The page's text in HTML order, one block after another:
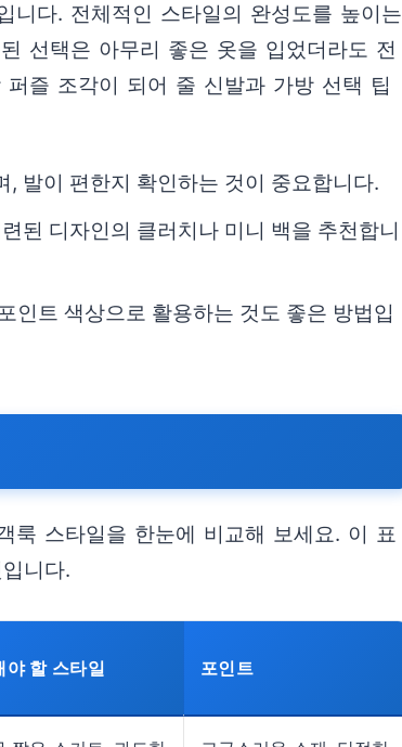
니다. 전체적인 스타일의 완성도를 높이는
선택은 아무리 좋은 옷을 입었더라도 전
즐 조각이 되어 줄 신발과 가방 선택 팁
발이 편한지 확인하는 것이 중요합니다.
된 디자인의 클러치나 미니 백을 추천합니
인트 색상으로 활용하는 것도 좋은 방법입
룩 스타일을 한눈에 비교해 보세요. 이 표
니다.
야 할 스타일 포인트